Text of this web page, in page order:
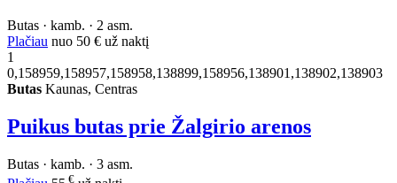
Butas · kamb. · 2 asm.
Plačiau nuo 50 € už naktį
1
0,158959,158957,158958,138899,158956,138901,138902,138903
Butas Kaunas, Centras
Puikus butas prie Žalgirio arenos
Butas · kamb. · 3 asm.
€